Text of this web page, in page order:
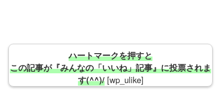
ハートマークを押すと
この記事が『みんなの「いいね」記事』に投票されま
す(^^)/[wp_ulike]